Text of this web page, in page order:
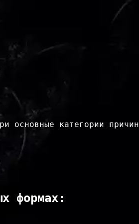
основные категории причин
формах: